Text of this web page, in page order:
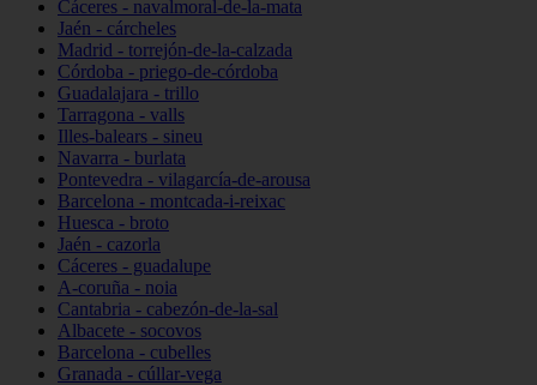
Cáceres - navalmoral-de-la-mata
Jaén - cárcheles
Madrid - torrejón-de-la-calzada
Córdoba - priego-de-córdoba
Guadalajara - trillo
Tarragona - valls
Illes-balears - sineu
Navarra - burlata
Pontevedra - vilagarcía-de-arousa
Barcelona - montcada-i-reixac
Huesca - broto
Jaén - cazorla
Cáceres - guadalupe
A-coruña - noia
Cantabria - cabezón-de-la-sal
Albacete - socovos
Barcelona - cubelles
Granada - cúllar-vega